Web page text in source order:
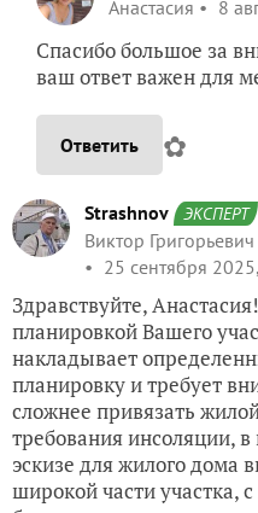
Анастасия
8
Спасибо большое за
ваш ответ важен для
Ответить ✿
Strashnov ЭКСПЕРТ
Виктор Григорьевич
25 сентября
Здравствуйте,
планировкой Вашего
накладывает
планировку и требует
сложнее привязать
требования инсоляции,
эскизе для жилого дома
широкой части участка,